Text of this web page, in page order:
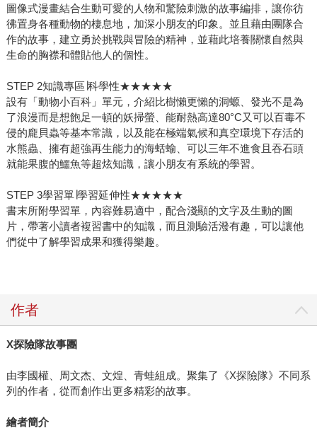
圖像式漫畫結合生動可愛的人物和驚險刺激的故事編排，讓你彷
彿置身各種動物的棲息地，加深小朋友的印象。並且藉由團隊合
作的故事，建立勇於挑戰與冒險的精神，並藉此培養關懷自然與
生命的胸襟和體貼他人的個性。
STEP 2知識專區∣科學性★★★★★
設有「動物小百科」單元，介紹比樹懶更懶的洞螈、發光不是為
了浪漫而是想飽足一頓的妖掃螢、能耐熱高達80°C又可以百毒不
侵的龐貝蟲等基本常識，以及能在極端氣候和真空環境下存活的
水熊蟲、擁有超強再生能力的海蛞蝓、可以三年不進食且吞石頭
就能果腹的鱷魚等超炫知識，讓小朋友有系統的學習。
STEP 3學習單∣學習延伸性★★★★★
書末所附學習單，內容難易適中，配合淺顯的文字及生動的圖
片，帶著小讀者複習書中的知識，而且測驗活潑有趣，可以讓他
們從中了解學習成果和獲得樂趣。
作者
X探險隊故事團
由李國權、周文杰、文煌、青蛙組成。聚集了《X探險隊》不同系
列的作者，從而創作出更多精彩的故事。
繪者簡介